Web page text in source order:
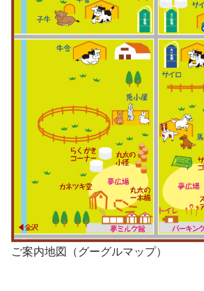
ご案内地図（グーグルマップ）